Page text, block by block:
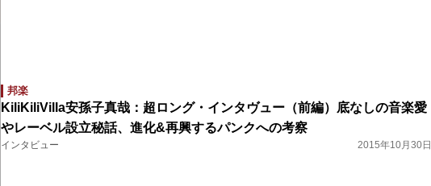
邦楽
KiliKiliVilla安孫子真哉：超ロング・インタヴュー（前編）底なしの音楽愛
やレーベル設立秘話、進化&再興するパンクへの考察
インタビュー 2015年10月30日